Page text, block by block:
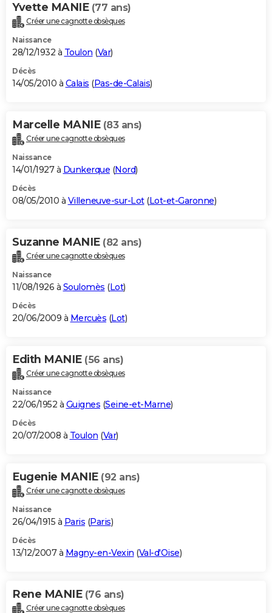
Yvette MANIE (77 ans)
Créer une cagnotte obsèques
Naissance
28/12/1932 à Toulon (Var)
Décès
14/05/2010 à Calais (Pas-de-Calais)
Marcelle MANIE (83 ans)
Créer une cagnotte obsèques
Naissance
14/01/1927 à Dunkerque (Nord)
Décès
08/05/2010 à Villeneuve-sur-Lot(Lot-et-Garonne)
Suzanne MANIE (82 ans)
Créer une cagnotte obsèques
Naissance
11/08/1926 à Soulomès (Lot)
Décès
20/06/2009 à Mercuès (Lot)
Edith MANIE (56 ans)
Créer une cagnotte obsèques
Naissance
22/06/1952 à Guignes (Seine-et-Marne)
Décès
20/07/2008 à Toulon (Var)
Eugenie MANIE (92 ans)
Créer une cagnotte obsèques
Naissance
26/04/1915 à Paris (Paris)
Décès
13/12/2007 à Magny-en-Vexin (Val-d'Oise)
Rene MANIE (76 ans)
Créer une cagnotte obsèques